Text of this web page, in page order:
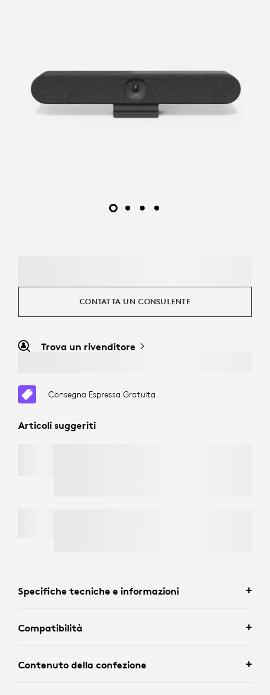
CONTATTA UN CONSULENTE
Trova un rivenditore
Consegna Espressa Gratuita
Articoli suggeriti
Specifiche tecniche e informazioni
Compatibilità
Contenuto della confezione